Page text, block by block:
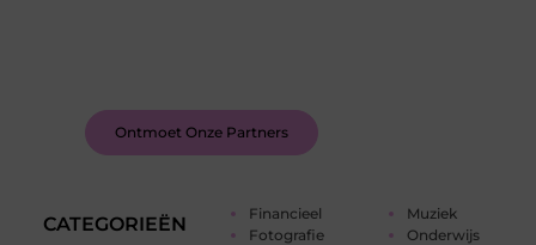
CATEGORIEËN
Financieel
Fotografie
Muziek
Onderwijs
Ontmoet Onze Partners